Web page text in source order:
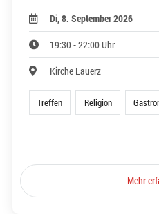
Di, 8. September 2026
19:30 - 22:00 Uhr
Kirche Lauerz
Treffen Religion
Mehr